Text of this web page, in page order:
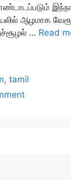
ஆழமாக
… Read
,tamil